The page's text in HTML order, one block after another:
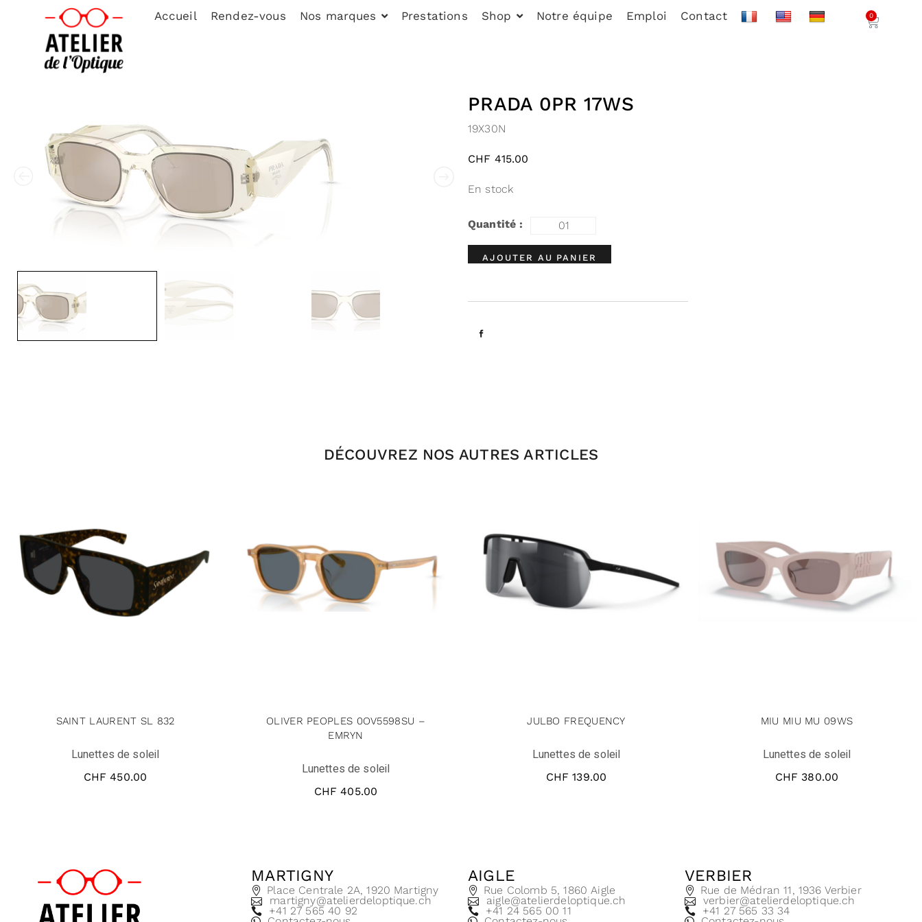
Accueil Rendez-vous Nos marques Prestations Shop Notre équipe Emploi Contact 0
PRADA 0PR 17WS
19X30N
CHF 415.00
En stock
AJOUTER AU PANIER
DÉCOUVREZ NOS AUTRES ARTICLES
SAINT LAURENT SL 832
Lunettes de soleil
CHF 450.00
OLIVER PEOPLES 0OV5598SU –
EMRYN
Lunettes de soleil
CHF 405.00
JULBO FREQUENCY
Lunettes de soleil
CHF 139.00
MIU MIU MU 09WS
Lunettes de soleil
CHF 380.00
MARTIGNY
Place Centrale 2A, 1920 Martigny
martigny@atelierdeloptique.ch
+41 27 565 40 92
AIGLE
Rue Colomb 5, 1860 Aigle
aigle@atelierdeloptique.ch
+41 24 565 00 11
VERBIER
Rue de Médran 11, 1936 Verbier
verbier@atelierdeloptique.ch
+41 27 565 33 34